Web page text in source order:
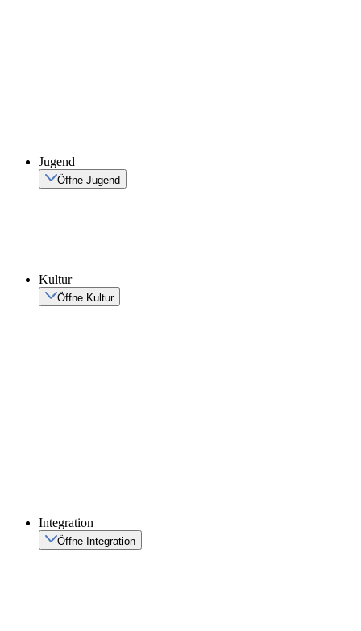
Jugend
Öffne Jugend
Kultur
Öffne Kultur
Integration
Öffne Integration